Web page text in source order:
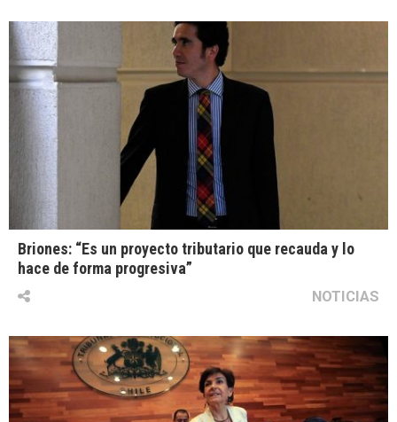
Briones: “Es un proyecto tributario que recauda y lo
hace de forma progresiva”
NOTICIAS